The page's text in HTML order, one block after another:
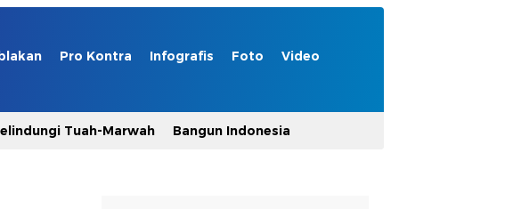
Pro Kontra Infografis Foto Video
Tuah-Marwah Bangun Indonesia